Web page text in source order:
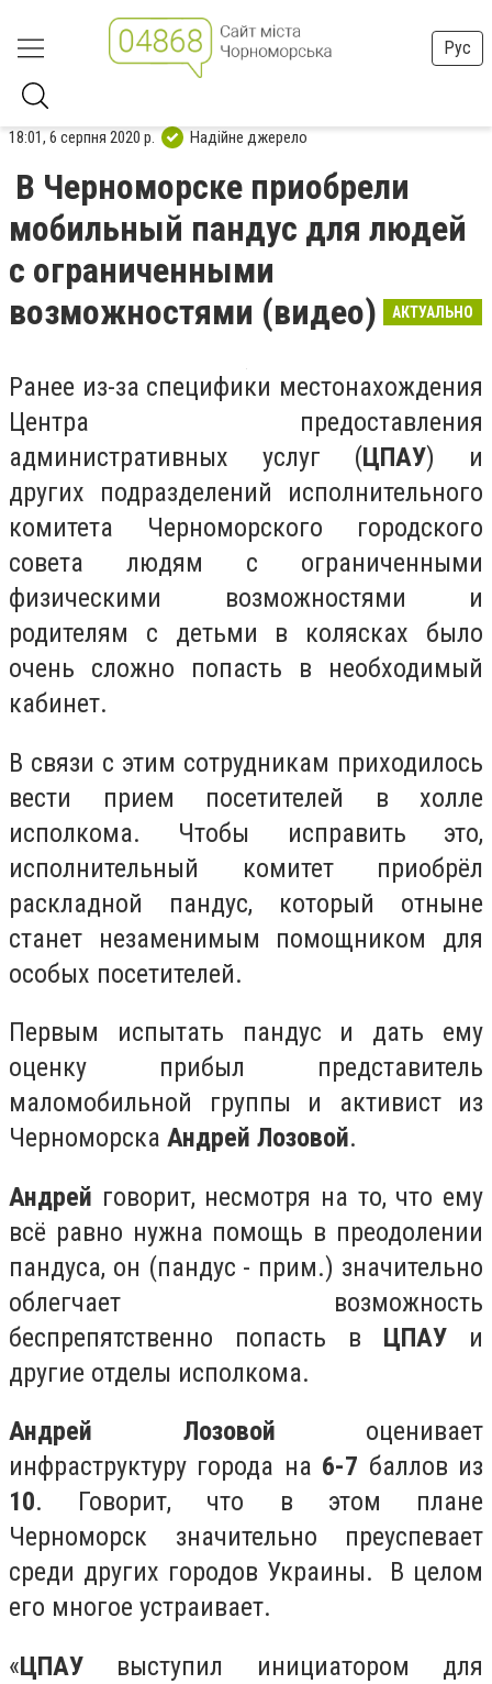
Рус
18:01, 6 серпня 2020 р. Надійне джерело
В Черноморске приобрели
мобильный пандус для людей
с ограниченными
возможностями (видео)
АКТУАЛЬНО
Ранее из-за специфики местонахождения
Центра предоставления
административных услуг (ЦПАУ) и
других подразделений исполнительного
комитета Черноморского городского
совета людям с ограниченными
физическими возможностями и
родителям с детьми в колясках было
очень сложно попасть в необходимый
кабинет.
В связи с этим сотрудникам приходилось
вести прием посетителей в холле
исполкома. Чтобы исправить это,
исполнительный комитет приобрёл
раскладной пандус, который отныне
станет незаменимым помощником для
особых посетителей.
Первым испытать пандус и дать ему
оценку прибыл представитель
маломобильной группы и активист из
Черноморска Андрей Лозовой.
Андрей говорит, несмотря на то, что ему
всё равно нужна помощь в преодолении
пандуса, он (пандус - прим.) значительно
облегчает возможность
беспрепятственно попасть в ЦПАУ и
другие отделы исполкома.
Андрей Лозовой оценивает
инфраструктуру города на 6-7 баллов из
10. Говорит, что в этом плане
Черноморск значительно преуспевает
среди других городов Украины. В целом
его многое устраивает.
«ЦПАУ выступил инициатором для